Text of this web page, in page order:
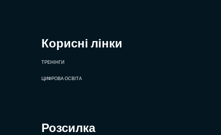
Корисні лінки
ТРЕНІНГИ
ЦИФРОВА ОСВІТА
Розсилка